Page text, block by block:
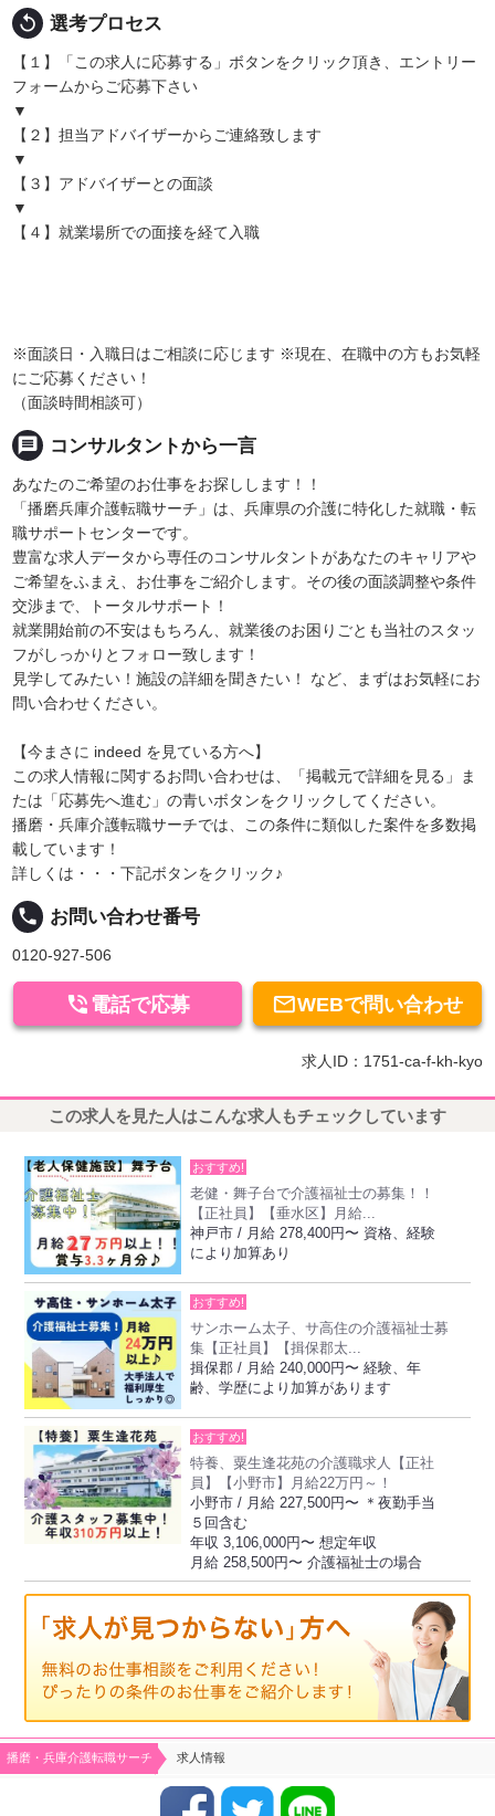
replay 選考プロセス
【１】「この求人に応募する」ボタンをクリック頂き、エントリー
フォームからご応募下さい
▼
【２】担当アドバイザーからご連絡致します
▼
【３】アドバイザーとの面談
▼
【４】就業場所での面接を経て入職
※面談日・入職日はご相談に応じます ※現在、在職中の方もお気軽
にご応募ください！
（面談時間相談可）
message コンサルタントから一言
あなたのご希望のお仕事をお探しします！！
「播磨兵庫介護転職サーチ」は、兵庫県の介護に特化した就職・転
職サポートセンターです。
豊富な求人データから専任のコンサルタントがあなたのキャリアや
ご希望をふまえ、お仕事をご紹介します。その後の面談調整や条件
交渉まで、トータルサポート！
就業開始前の不安はもちろん、就業後のお困りごとも当社のスタッ
フがしっかりとフォロー致します！
見学してみたい！施設の詳細を聞きたい！ など、まずはお気軽にお
問い合わせください。
【今まさに indeed を見ている方へ】
この求人情報に関するお問い合わせは、「掲載元で詳細を見る」ま
たは「応募先へ進む」の青いボタンをクリックしてください。
播磨・兵庫介護転職サーチでは、この条件に類似した案件を多数掲
載しています！
詳しくは・・・下記ボタンをクリック♪
local_phone お問い合わせ番号
0120-927-506
WEBで問い合わせ
 電話で応募
求人ID：1751-ca-f-kh-kyo
この求人を見た人はこんな求人もチェックしています
おすすめ!
老健・舞子台で介護福祉士の募集！！
【正社員】【垂水区】月給...
神戸市 / 月給 278,400円〜 資格、経験
により加算あり
おすすめ!
サンホーム太子、サ高住の介護福祉士募
集【正社員】【揖保郡太...
揖保郡 / 月給 240,000円〜 経験、年
齢、学歴により加算があります
おすすめ!
特養、粟生逢花苑の介護職求人【正社
員】【小野市】月給22万円～！
小野市 / 月給 227,500円〜 ＊夜勤手当
５回含む
年収 3,106,000円〜 想定年収
月給 258,500円〜 介護福祉士の場合
播磨・兵庫介護転職サーチ 求人情報